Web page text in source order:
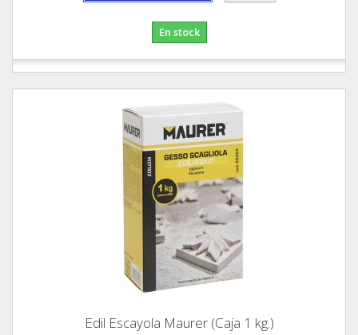
En stock
Edil Escayola Maurer (Caja 1 kg.)